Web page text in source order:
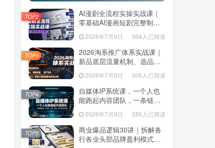
AI漫剧全流程实操实战课｜
零基础AI漫画短剧完整制
作、脚本出图成片全链路落
2026年7月9日 364人已阅读
TOP2
2026淘系推广体系实战课｜
新品底层流量机制、选品定
位、搜索起量、投产控本、
新店老店工厂商家分赛道爆
款全流程
2026年7月9日 306人已阅读
TOP3
自媒体IP系统课，一个人也
能跑起内容团队，一条链路
跑通，从定位、热点、表
达、生产到发布托管
2026年7月9日 286人已阅读
TOP4
商业爆品逻辑30讲｜拆解各
行各业头部品牌盈利模式，
TOP5
AI漫剧全流程实操实战课｜
零基础AI漫画短剧完整制
作、脚本出图成片全链路落
地教程
2026年7月9日 364人已阅读
TOP2
2026淘系推广体系实战课｜
新品底层流量机制、选品定
位、搜索起量、投产控本、
新店老店工厂商家分赛道爆
款全流程
2026年7月9日 306人已阅读
TOP3
自媒体IP系统课，一个人也
能跑起内容团队，一条链路
跑通，从定位、热点、表
达、生产到发布托管
2026年7月9日 286人已阅读
TOP4
商业爆品逻辑30讲｜拆解各
行各业头部品牌盈利模式，
TOP5